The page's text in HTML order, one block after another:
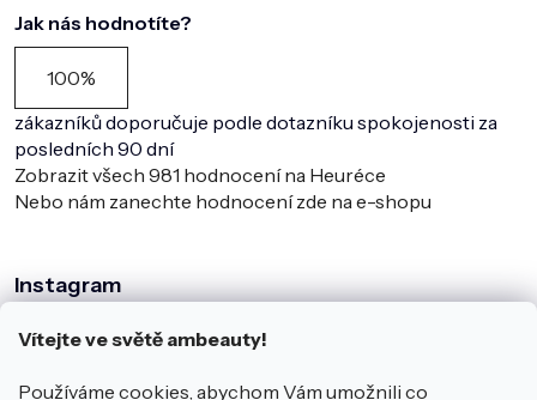
Vítejte ve světě ambeauty!
Používáme cookies, abychom Vám umožnili co
Jak nás hodnotíte?
100%
zákazníků doporučuje podle dotazníku spokojenosti za
posledních 90 dní
Zobrazit všech 981 hodnocení na Heuréce
Nebo nám zanechte hodnocení zde na e-shopu
Instagram